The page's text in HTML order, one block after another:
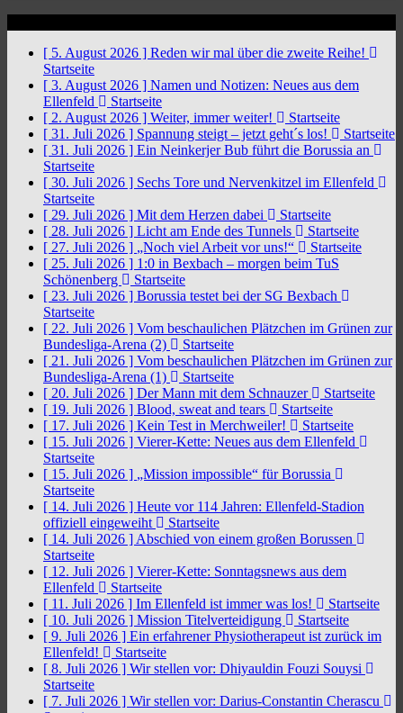
[ 5. August 2026 ] Reden wir mal über die zweite Reihe!
Startseite
[ 3. August 2026 ] Namen und Notizen: Neues aus dem
Ellenfeld
Startseite
[ 2. August 2026 ] Weiter, immer weiter!
Startseite
[ 31. Juli 2026 ] Spannung steigt – jetzt geht´s los!
Startseite
[ 31. Juli 2026 ] Ein Neinkerjer Bub führt die Borussia an
Startseite
[ 30. Juli 2026 ] Sechs Tore und Nervenkitzel im Ellenfeld
Startseite
[ 29. Juli 2026 ] Mit dem Herzen dabei
Startseite
[ 28. Juli 2026 ] Licht am Ende des Tunnels
Startseite
[ 27. Juli 2026 ] „Noch viel Arbeit vor uns!“
Startseite
[ 25. Juli 2026 ] 1:0 in Bexbach – morgen beim TuS
Schönenberg
Startseite
[ 23. Juli 2026 ] Borussia testet bei der SG Bexbach
Startseite
[ 22. Juli 2026 ] Vom beschaulichen Plätzchen im Grünen zur
Bundesliga-Arena (2)
Startseite
[ 21. Juli 2026 ] Vom beschaulichen Plätzchen im Grünen zur
Bundesliga-Arena (1)
Startseite
[ 20. Juli 2026 ] Der Mann mit dem Schnauzer
Startseite
[ 19. Juli 2026 ] Blood, sweat and tears
Startseite
[ 17. Juli 2026 ] Kein Test in Merchweiler!
Startseite
[ 15. Juli 2026 ] Vierer-Kette: Neues aus dem Ellenfeld
Startseite
[ 15. Juli 2026 ] „Mission impossible“ für Borussia
Startseite
[ 14. Juli 2026 ] Heute vor 114 Jahren: Ellenfeld-Stadion
offiziell eingeweiht
Startseite
[ 14. Juli 2026 ] Abschied von einem großen Borussen
Startseite
[ 12. Juli 2026 ] Vierer-Kette: Sonntagsnews aus dem
Ellenfeld
Startseite
[ 11. Juli 2026 ] Im Ellenfeld ist immer was los!
Startseite
[ 10. Juli 2026 ] Mission Titelverteidigung
Startseite
[ 9. Juli 2026 ] Ein erfahrener Physiotherapeut ist zurück im
Ellenfeld!
Startseite
[ 8. Juli 2026 ] Wir stellen vor: Dhiyauldin Fouzi Souysi
Startseite
[ 7. Juli 2026 ] Wir stellen vor: Darius-Constantin Cherascu